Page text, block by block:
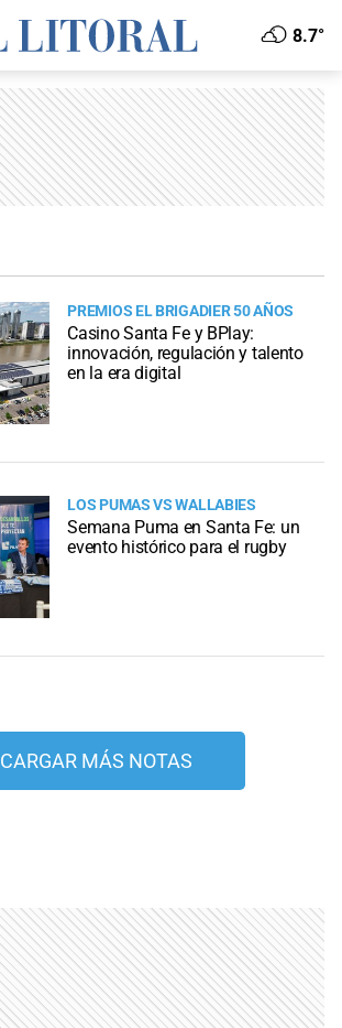
8.7°
PREMIOS EL BRIGADIER 50 AÑOS
Casino Santa Fe y BPlay:
innovación, regulación y talento
en la era digital
LOS PUMAS VS WALLABIES
Semana Puma en Santa Fe: un
evento histórico para el rugby
CARGAR MÁS NOTAS